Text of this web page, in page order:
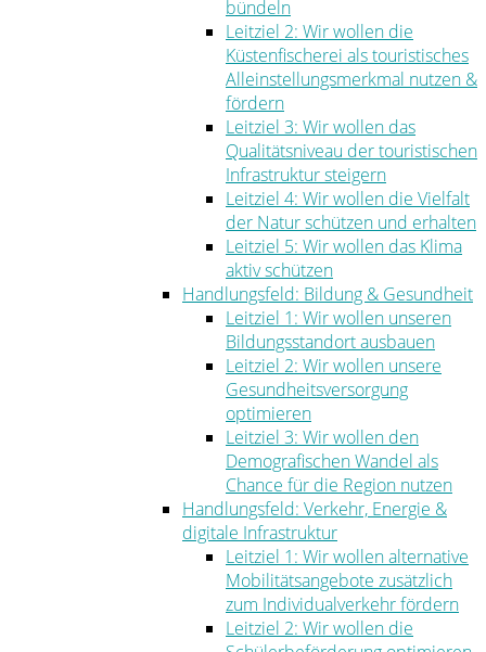
bündeln
Leitziel 2: Wir wollen die
Küstenfischerei als touristisches
Alleinstellungsmerkmal nutzen &
fördern
Leitziel 3: Wir wollen das
Qualitätsniveau der touristischen
Infrastruktur steigern
Leitziel 4: Wir wollen die Vielfalt
der Natur schützen und erhalten
Leitziel 5: Wir wollen das Klima
aktiv schützen
Handlungsfeld: Bildung & Gesundheit
Leitziel 1: Wir wollen unseren
Bildungsstandort ausbauen
Leitziel 2: Wir wollen unsere
Gesundheitsversorgung
optimieren
Leitziel 3: Wir wollen den
Demografischen Wandel als
Chance für die Region nutzen
Handlungsfeld: Verkehr, Energie &
digitale Infrastruktur
Leitziel 1: Wir wollen alternative
Mobilitätsangebote zusätzlich
zum Individualverkehr fördern
Leitziel 2: Wir wollen die